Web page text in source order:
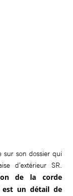
sur son dossier qui
d’extérieur SR.
de la corde
est un détail de